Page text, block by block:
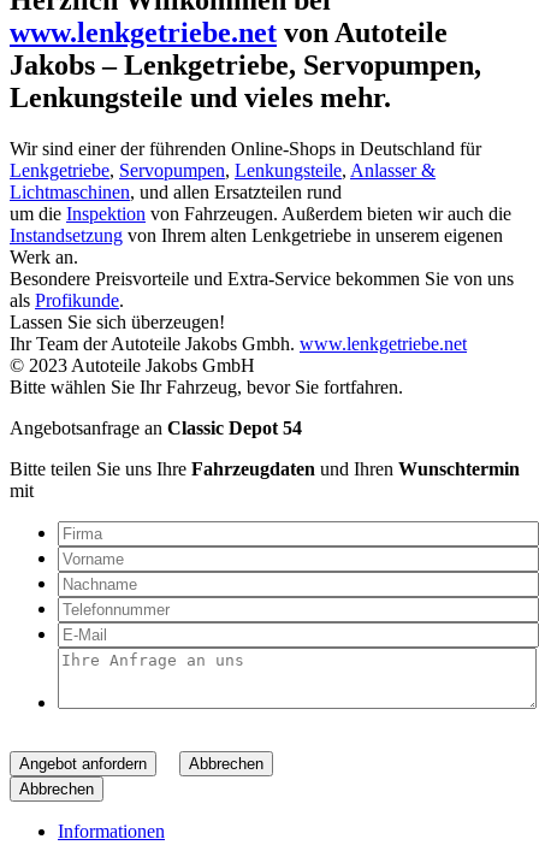
www.lenkgetriebe.net von Autoteile
Jakobs – Lenkgetriebe, Servopumpen,
Lenkungsteile und vieles mehr.
Wir sind einer der führenden Online-Shops in Deutschland für
Lenkgetriebe, Servopumpen, Lenkungsteile, Anlasser &
Lichtmaschinen, und allen Ersatzteilen rund
um die Inspektion von Fahrzeugen. Außerdem bieten wir auch die
Instandsetzung von Ihrem alten Lenkgetriebe in unserem eigenen
Werk an.
Besondere Preisvorteile und Extra-Service bekommen Sie von uns
als Profikunde.
Lassen Sie sich überzeugen!
Ihr Team der Autoteile Jakobs Gmbh. www.lenkgetriebe.net
© 2023 Autoteile Jakobs GmbH
Bitte wählen Sie Ihr Fahrzeug, bevor Sie fortfahren.
Angebotsanfrage an Classic Depot 54
Bitte teilen Sie uns Ihre Fahrzeugdaten und Ihren Wunschtermin
mit
Angebot anfordern
Abbrechen
Abbrechen
Informationen